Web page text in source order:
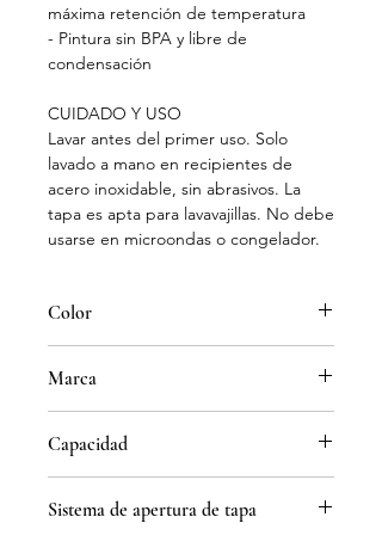
máxima retención de temperatura
- Pintura sin BPA y libre de
condensación
CUIDADO Y USO
Lavar antes del primer uso. Solo
lavado a mano en recipientes de
acero inoxidable, sin abrasivos. La
tapa es apta para lavavajillas. No debe
usarse en microondas o congelador.
Color
Marca
Capacidad
Sistema de apertura de tapa